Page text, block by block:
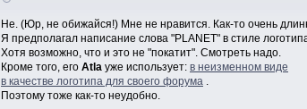
Не. (Юр, не обижайся!) Мне не нравится. Как-то очень
Я предполагал написание слова "PLANET" в стиле
Хотя возможно, что и это не "покатит". Смотреть надо.
Кроме того, его Atla уже использует: в неизменном виде
в качестве логотипа для своего форума .
Поэтому тоже как-то неудобно.